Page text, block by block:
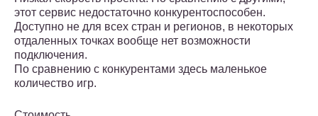
этот сервис недостаточно конкурентоспособен.
Доступно не для всех стран и регионов, в некоторых
отдаленных точках вообще нет возможности
подключения.
По сравнению с конкурентами здесь маленькое
количество игр.